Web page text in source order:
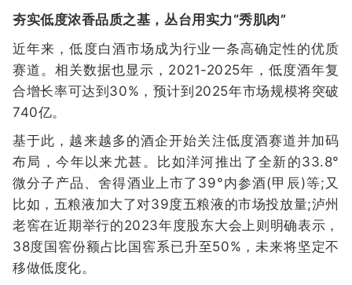
夯实低度浓香品质之基，丛台用实力“秀肌肉”
近年来，低度白酒市场成为行业一条高确定性的优质
赛道。相关数据也显示，2021-2025年，低度酒年复
合增长率可达到30%，预计到2025年市场规模将突破
740亿。
基于此，越来越多的酒企开始关注低度酒赛道并加码
布局，今年以来尤甚。比如洋河推出了全新的33.8°
微分子产品、舍得酒业上市了39°内参酒(甲辰)等;又
比如，五粮液加大了对39度五粮液的市场投放量;泸州
老窖在近期举行的2023年度股东大会上则明确表示，
38度国窖份额占比国窖系已升至50%，未来将坚定不
移做低度化。